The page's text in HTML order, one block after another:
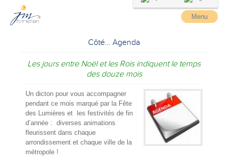
Côté… Agenda
Les jours entre Noël et les Rois indiquent le temps
des douze mois
Un dicton pour vous accompagner
pendant ce mois marqué par la Fête
des Lumières et les festivités de fin
d’année : diverses animations
fleurissent dans chaque
arrondissement et chaque ville de la
métropole !
Menu